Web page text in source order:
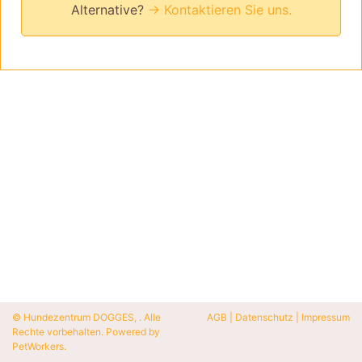
Alternative? → Kontaktieren Sie uns.
© Hundezentrum DOGGES, . Alle
Rechte vorbehalten. Powered by
PetWorkers.
AGB Datenschutz Impressum